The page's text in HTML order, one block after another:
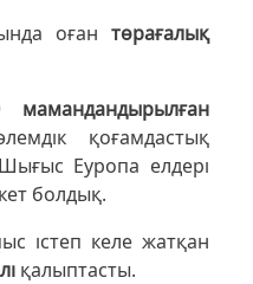
оған төрағалық
мамандандырылған
қоғамдастық
Еуропа елдері
болдық.
істеп келе жатқан
қалыптасты.